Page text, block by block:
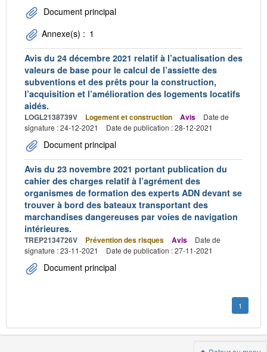
Document principal
Annexe(s) : 1
Avis du 24 décembre 2021 relatif à l’actualisation des
valeurs de base pour le calcul de l’assiette des
subventions et des prêts pour la construction,
l’acquisition et l’amélioration des logements locatifs
aidés.
LOGL2138739V Logement et construction Avis
Date de
signature : 24-12-2021
Date de publication : 28-12-2021
Document principal
Avis du 23 novembre 2021 portant publication du
cahier des charges relatif à l’agrément des
organismes de formation des experts ADN devant se
trouver à bord des bateaux transportant des
marchandises dangereuses par voies de navigation
intérieures.
TREP2134726V Prévention des risques Avis
Date de
signature : 23-11-2021
Date de publication : 27-11-2021
Document principal
1